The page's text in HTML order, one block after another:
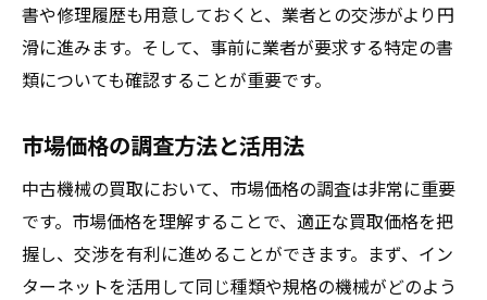
中古機械の人気機種をチェック
季節による価格変動を理解
オンラインプラットフォームの活用法
国際市場の動向と影響
買取価格を左右する機械の状態の重要性
外観の状態が与える印象
内部メカニズムの動作確認
書や修理履歴も用意しておくと、業者との交渉がより円
滑に進みます。そして、事前に業者が要求する特定の書
類についても確認することが重要です。
市場価格の調査方法と活用法
中古機械の買取において、市場価格の調査は非常に重要
です。市場価格を理解することで、適正な買取価格を把
握し、交渉を有利に進めることができます。まず、イン
ターネットを活用して同じ種類や規格の機械がどのよう